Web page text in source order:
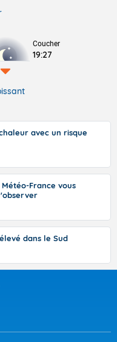
Coucher
19:27
avec un risque
Météo-France vous
dans le Sud